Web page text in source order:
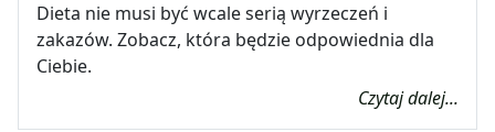
Dieta nie musi być wcale serią wyrzeczeń i
zakazów. Zobacz, która będzie odpowiednia dla
Ciebie.
Czytaj dalej...